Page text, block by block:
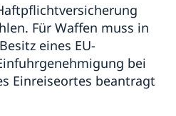
Für Waffen muss in
eines EU-
bei
Einreiseortes beantragt